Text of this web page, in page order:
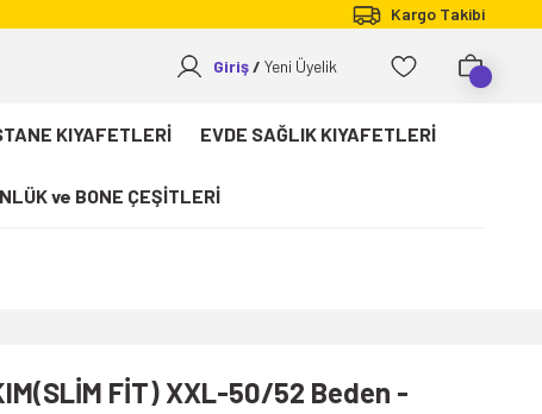
Kargo Takibi
Giriş Yeni Üyelik
KIYAFETLERİ EVDE SAĞLIK KIYAFETLERİ
ve BONE ÇEŞİTLERİ
FİT) XXL-50/52 Beden -